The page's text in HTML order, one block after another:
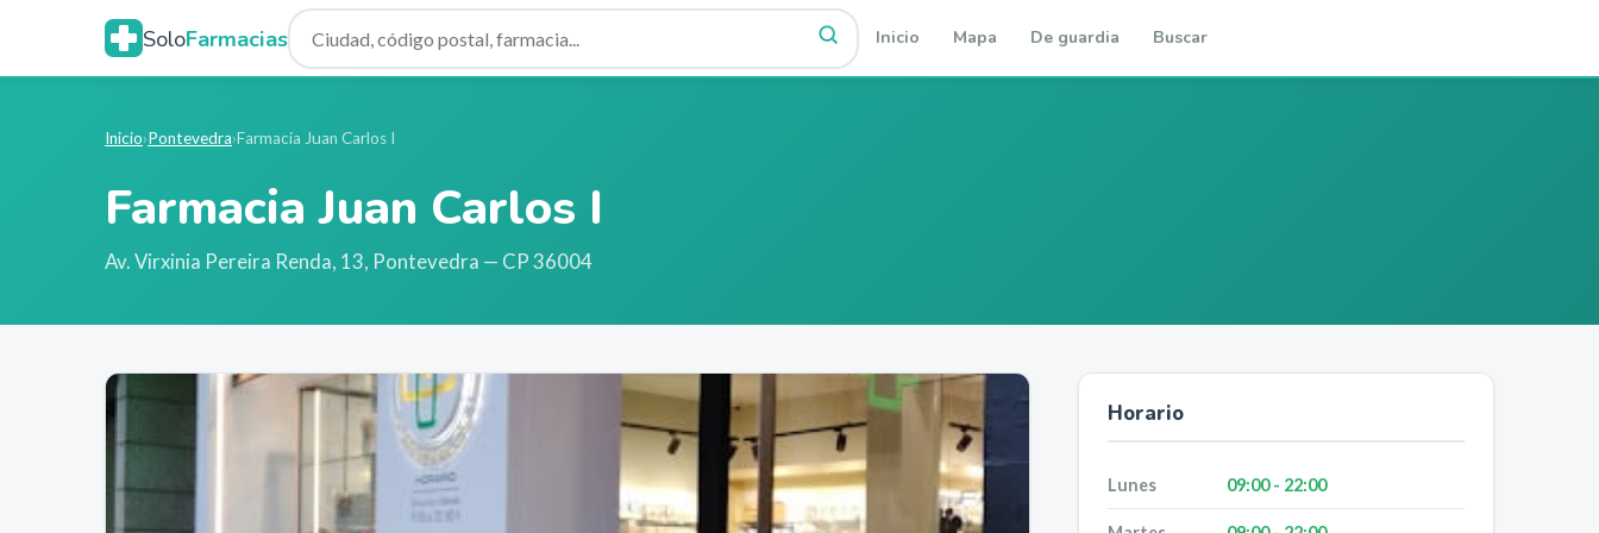
SoloFarmacias Inicio Mapa De guardia Buscar
Inicio›Pontevedra›Farmacia Juan Carlos I
Farmacia Juan Carlos I
Av. Virxinia Pereira Renda, 13, Pontevedra — CP 36004
Horario
Lunes 09:00 - 22:00